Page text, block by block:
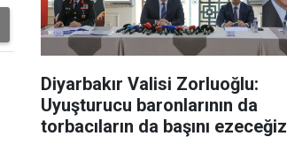
Diyarbakır Valisi Zorluoğlu:
Uyuşturucu baronlarının da
torbacıların da başını ezeceğiz